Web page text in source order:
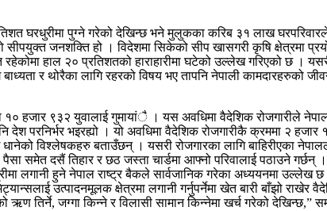
घरधुरीमा पुग्ने गरेको देखिन्छ भने मुलुकका करिब ३१ लाख
सीपयुक्त जनशक्ति हो । विदेशमा सिकेको सीप खासगरी कृषि क्षेत्रमा
हाल २० प्रतिशतको हाराहारीमा घटेको उल्लेख गरिएको छ ।
र थोरैका लागि रहरको विषय भए तापनि नेपाली कामदारहरुको
१० हजार ९३२ युवालाई गुमायांै । यस अवधिमा वैदेशिक रोजगारीले
देश परनिर्भर भइरह्यो । यो अवधिमा वैदेशिक रोजगारीकै क्रममा २
धानेको विश्लेषकहरु बताउँछन् । यसरी रोजगारका लागि बाहिरीएका
समेत दसैं तिहार र छठ जस्ता चार्डमा आफ्नो परिवालाई पठाउने
लगानी हुने नेपाल राष्ट्र बैकले सार्वजानिक गरेका अध्ययनमा उल्लेख
उत्पादनमूलक क्षेत्रमा लगानी गर्नुपर्नेमा खेत बारी बाँझो
तिर्ने, जग्गा किन्ने र विलासी सामान किन्नेमा खर्च गरेको देखिन्छ,”